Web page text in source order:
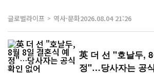
글로벌라이프 역사·문화2026.08.04 21:26
英 더 선 "호날두,
정"…당사자는 공